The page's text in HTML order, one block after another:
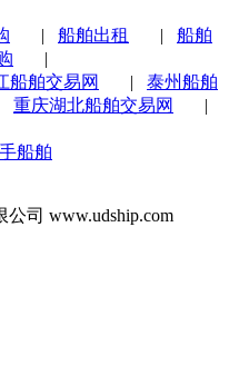
| 船舶出租 | 船舶
|
船舶交易网 | 泰州船舶
重庆湖北船舶交易网
|
船舶
司 www.udship.com